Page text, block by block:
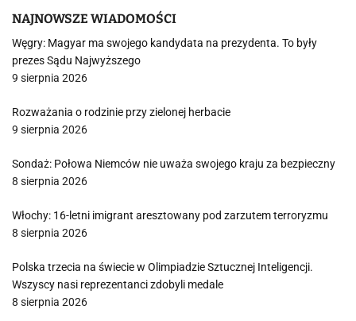
NAJNOWSZE WIADOMOŚCI
Węgry: Magyar ma swojego kandydata na prezydenta. To były
prezes Sądu Najwyższego
9 sierpnia 2026
Rozważania o rodzinie przy zielonej herbacie
9 sierpnia 2026
Sondaż: Połowa Niemców nie uważa swojego kraju za bezpieczny
8 sierpnia 2026
Włochy: 16-letni imigrant aresztowany pod zarzutem terroryzmu
8 sierpnia 2026
Polska trzecia na świecie w Olimpiadzie Sztucznej Inteligencji.
Wszyscy nasi reprezentanci zdobyli medale
8 sierpnia 2026